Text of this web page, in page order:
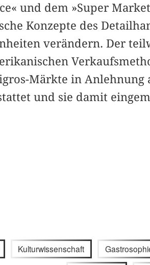
und dem »Super
Konzepte des
verändern. Der
Märkte in
und sie damit
Kulturwissenschaft